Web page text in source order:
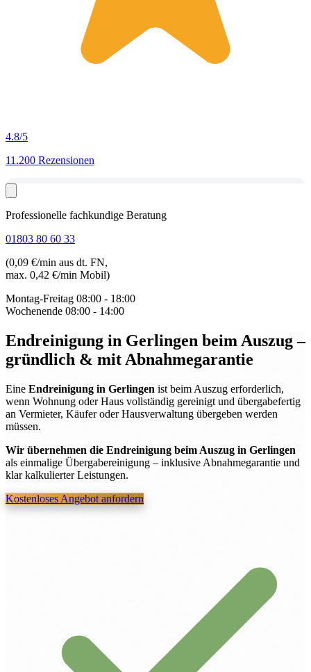
4.8/5
11.200 Rezensionen
Professionelle fachkundige Beratung
01803 80 60 33
(0,09 €/min aus dt. FN,
max. 0,42 €/min Mobil)
Montag-Freitag 08:00 - 18:00
Wochenende 08:00 - 14:00
Endreinigung in Gerlingen beim Auszug–
gründlich & mit Abnahmegarantie
Eine Endreinigung in Gerlingen ist beim Auszug erforderlich,
wenn Wohnung oder Haus vollständig gereinigt und übergabefertig
an Vermieter, Käufer oder Hausverwaltung übergeben werden
müssen.
Wir übernehmen die Endreinigung beim Auszug in Gerlingen
als einmalige Übergabereinigung – inklusive Abnahmegarantie und
klar kalkulierter Leistungen.
Kostenloses Angebot anfordern